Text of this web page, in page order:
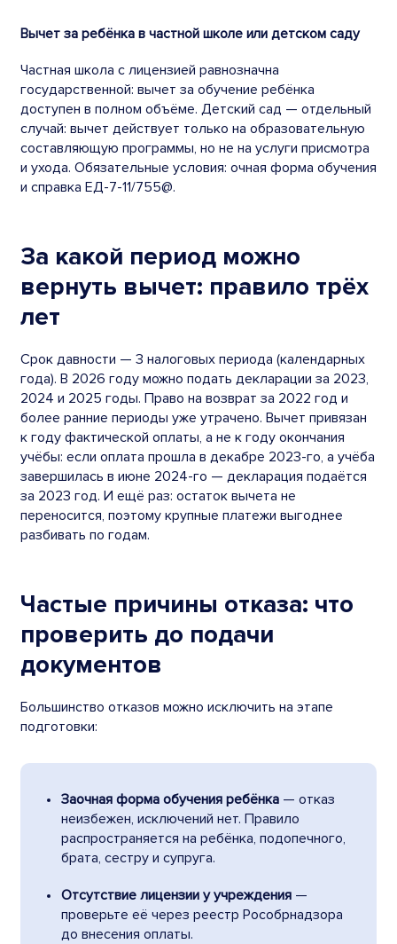
Вычет за ребёнка в частной школе или детском саду
Частная школа с лицензией равнозначна
государственной: вычет за обучение ребёнка
доступен в полном объёме. Детский сад — отдельный
случай: вычет действует только на образовательную
составляющую программы, но не на услуги присмотра
и ухода. Обязательные условия: очная форма обучения
и справка ЕД-7-11/755@.
За какой период можно
вернуть вычет: правило трёх
лет
Срок давности — 3 налоговых периода (календарных
года). В 2026 году можно подать декларации за 2023,
2024 и 2025 годы. Право на возврат за 2022 год и
более ранние периоды уже утрачено. Вычет привязан
к году фактической оплаты, а не к году окончания
учёбы: если оплата прошла в декабре 2023-го, а учёба
завершилась в июне 2024-го — декларация подаётся
за 2023 год. И ещё раз: остаток вычета не
переносится, поэтому крупные платежи выгоднее
разбивать по годам.
Частые причины отказа: что
проверить до подачи
документов
Большинство отказов можно исключить на этапе
подготовки:
Заочная форма обучения ребёнка — отказ
неизбежен, исключений нет. Правило
распространяется на ребёнка, подопечного,
брата, сестру и супруга.
Отсутствие лицензии у учреждения —
проверьте её через реестр Рособрнадзора
до внесения оплаты.